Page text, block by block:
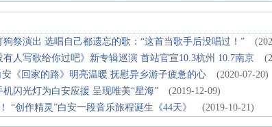
狗祭演出 选唱自己都遗忘的歌：“这首当歌手后没唱过！”
有人写歌给你过吧》新专辑巡演 首站官宣10.3杭州 10.7南京
安《回家的路》明亮温暖 抚慰异乡游子疲惫的心
(2020-07-20)
闪光灯为白安应援 呈现唯美“星海”
(2019-12-09)
“创作精灵”白安一段音乐旅程诞生《44天》
(2019-10-21)